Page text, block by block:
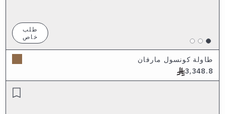
طلب
خاص
طاولة كونسول مارفان
3,348.8